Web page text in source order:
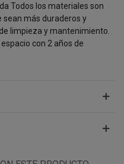
Todos los materiales son
sean más duraderos y
limpieza y mantenimiento.
con 2 años de